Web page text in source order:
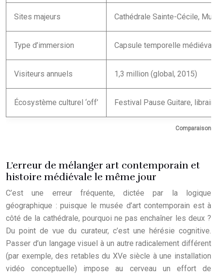
Comparaison
Sites majeurs Cathédrale Sainte-Cécile,
Type d’immersion Capsule temporelle
Visiteurs annuels 1,3 million (global, 2015)
Écosystème culturel ‘off’ Festival Pause Guitare,
L’erreur de mélanger art contemporain et
histoire médiévale le même jour
C’est une erreur fréquente, dictée par la logique
géographique : puisque le musée d’art contemporain est à
côté de la cathédrale, pourquoi ne pas enchaîner les deux ?
Du point de vue du curateur, c’est une hérésie cognitive.
Passer d’un langage visuel à un autre radicalement différent
(par exemple, des retables du XVe siècle à une installation
vidéo conceptuelle) impose au cerveau un effort de